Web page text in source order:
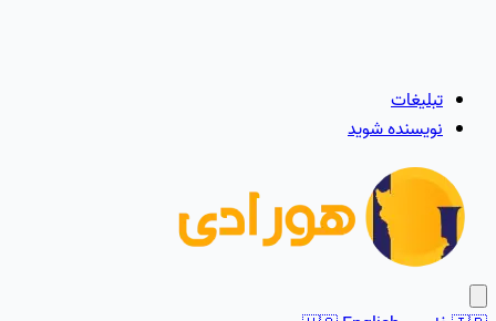
تبلیغات
نویسنده شوید